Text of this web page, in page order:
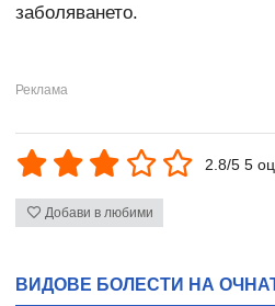
заболяването.
2.8/5 5
Добави в любими
ВИДОВЕ БОЛЕСТИ НА